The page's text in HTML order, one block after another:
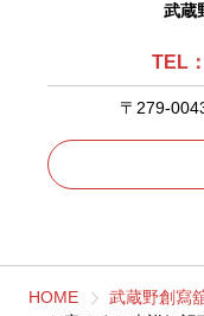
武蔵
TEL：
〒279-
HOME 武蔵野創寫